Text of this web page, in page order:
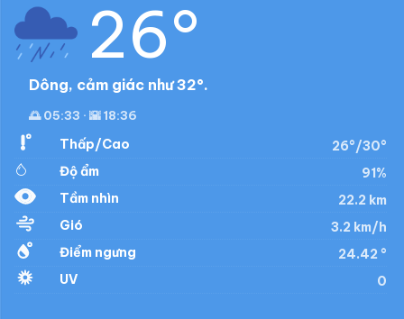
26°
Dông, cảm giác như 32°.
🌅 05:33 · 🌇 18:36
Thấp/Cao
26°/30°
Độ ẩm
91%
Tầm nhìn
22.2 km
Gió
3.2 km/h
Điểm ngưng
24.42 °
UV
0